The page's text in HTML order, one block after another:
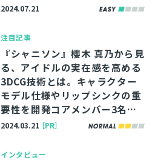
2024.07.21
注目記事
『シャニソン』櫻木 真乃から見
る、アイドルの実在感を高める
3DCG技術とは。キャラクター
モデル仕様やリップシンクの重
要性を開発コアメンバー3名が
語る
2024.03.21［PR］
インタビュー